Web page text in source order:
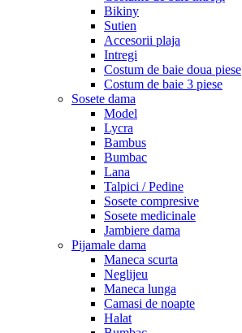
Bikiny
Sutien
Accesorii plaja
Intregi
Costum de baie doua piese
Costum de baie 3 piese
Sosete dama
Model
Lycra
Bambus
Bumbac
Lana
Talpici / Pedine
Sosete compresive
Sosete medicinale
Jambiere dama
Pijamale dama
Maneca scurta
Neglijeu
Maneca lunga
Camasi de noapte
Halat